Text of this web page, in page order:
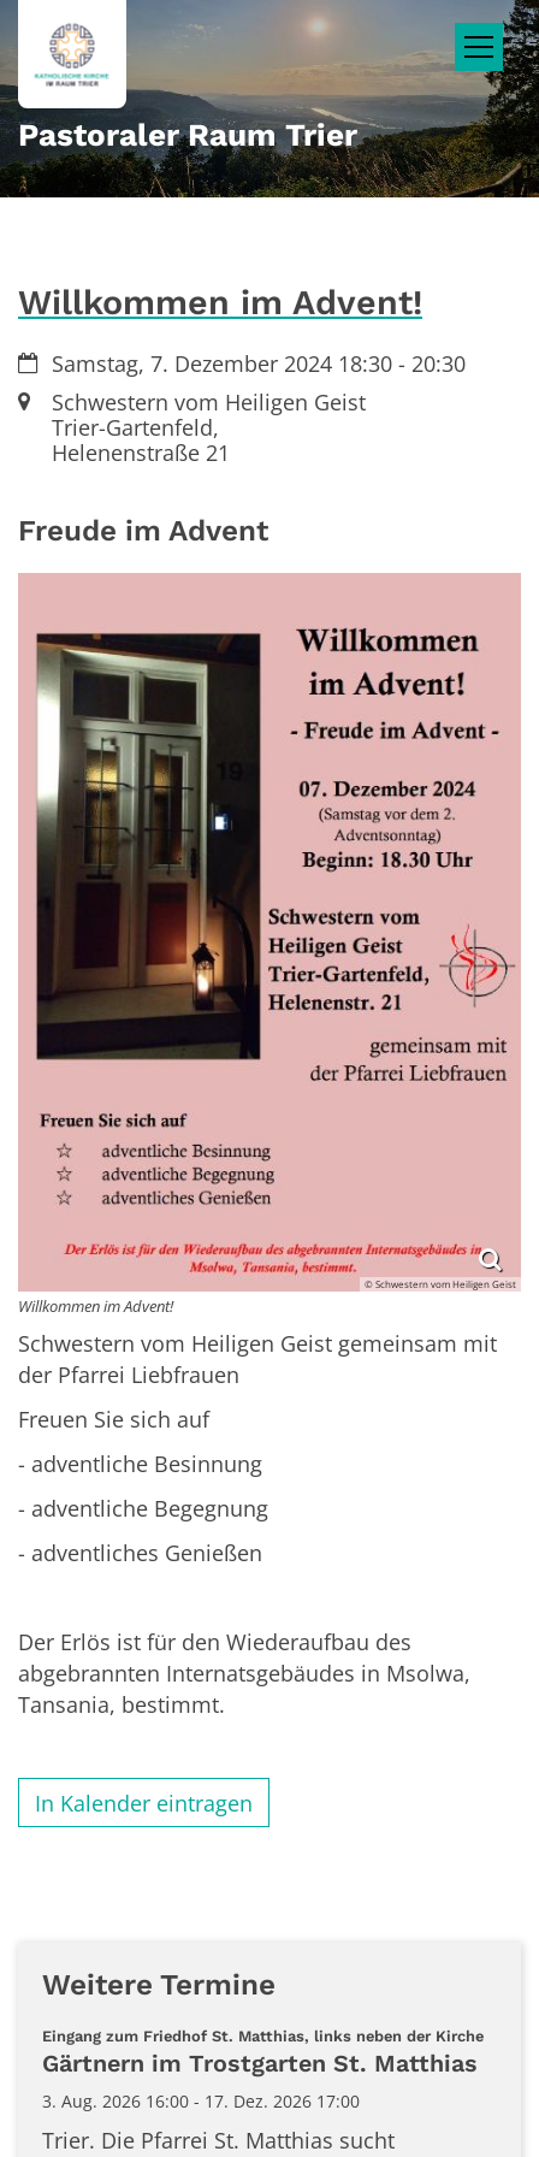
Pastoraler Raum Trier
Willkommen im Advent!
Datum:Samstag, 7. Dezember 2024 18:30 - 20:30
Ort:Schwestern vom Heiligen Geist
Trier-Gartenfeld,
Helenenstraße 21
Freude im Advent
© Schwestern vom Heiligen Geist
Willkommen im Advent!
Schwestern vom Heiligen Geist gemeinsam mit
der Pfarrei Liebfrauen
Freuen Sie sich auf
- adventliche Besinnung
- adventliche Begegnung
- adventliches Genießen
Der Erlös ist für den Wiederaufbau des
abgebrannten Internatsgebäudes in Msolwa,
Tansania, bestimmt.
In Kalender eintragen
Weitere Termine
Eingang zum Friedhof St. Matthias, links neben der Kirche:
Gärtnern im Trostgarten St. Matthias
3. Aug. 2026 16:00 - 17. Dez. 2026 17:00
Trier. Die Pfarrei St. Matthias sucht